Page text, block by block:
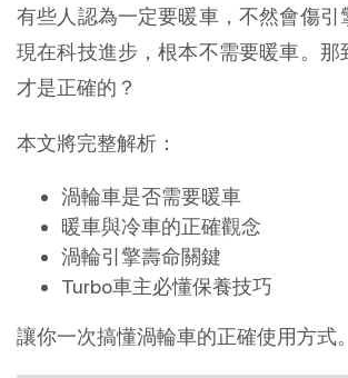
有些人認為一定要暖車，不然會傷引
現在科技進步，根本不需要暖車。那
才是正確的？
本文將完整解析：
渦輪車是否需要暖車
暖車與冷車的正確觀念
渦輪引擎壽命關鍵
Turbo車主必懂保養技巧
讓你一次搞懂渦輪車的正確使用方式。